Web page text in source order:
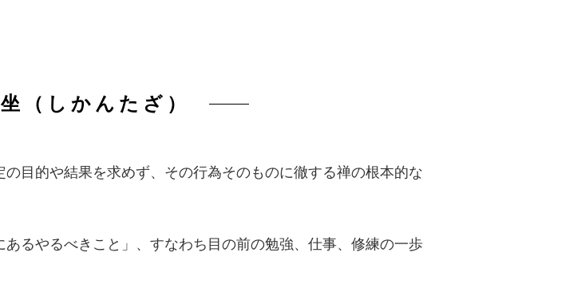
（しかんたざ）
目的や結果を求めず、その行為そのものに徹する禅の根本的な
るやるべきこと」、すなわち目の前の勉強、仕事、修練の一歩